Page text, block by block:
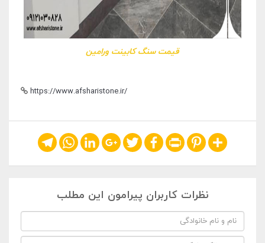
قیمت سنگ کابینت ورامین
https://www.afsharistone.ir/
Share
Pinterest
Print
Facebook
Twitter
Google+
LinkedIn
WhatsApp
Telegram
نظرات کاربران پیرامون این مطلب